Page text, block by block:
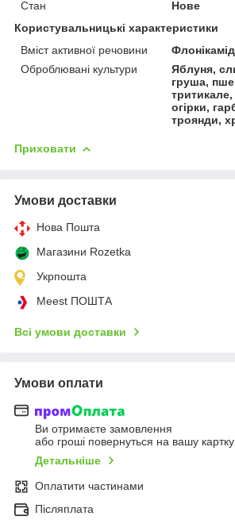
Стан
Нове
Користувальницькі характеристики
Вміст активної речовини
Оброблювані культури
Яблуня,
груша,
огірки,
троянди,
Приховати
Умови доставки
Нова Пошта
Магазини Rozetka
Укрпошта
Meest ПОШТА
Всі умови доставки
Умови оплати
Ви отримаєте замовлення
або гроші повернуться на вашу картку
Детальніше
Оплатити частинами
Післяплата